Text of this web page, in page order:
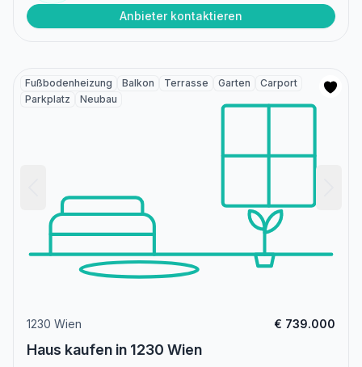
Anbieter kontaktieren
Fußbodenheizung Balkon Terrasse Garten
Carport
Parkplatz
Neubau
1230 Wien € 739.000
Haus kaufen in 1230 Wien